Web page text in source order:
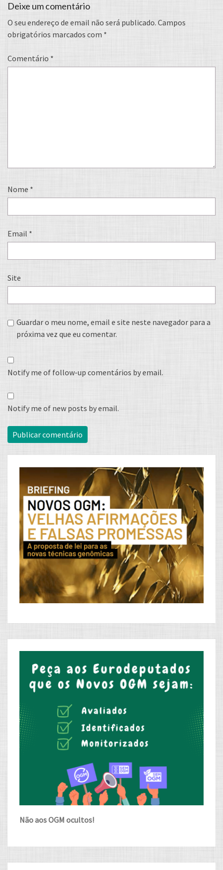
Deixe um comentário
O seu endereço de email não será publicado. Campos
obrigatórios marcados com *
Comentário *
Nome *
Email *
Site
Guardar o meu nome, email e site neste navegador para a
próxima vez que eu comentar.
Notify me of follow-up comentários by email.
Notify me of new posts by email.
Não aos OGM ocultos!